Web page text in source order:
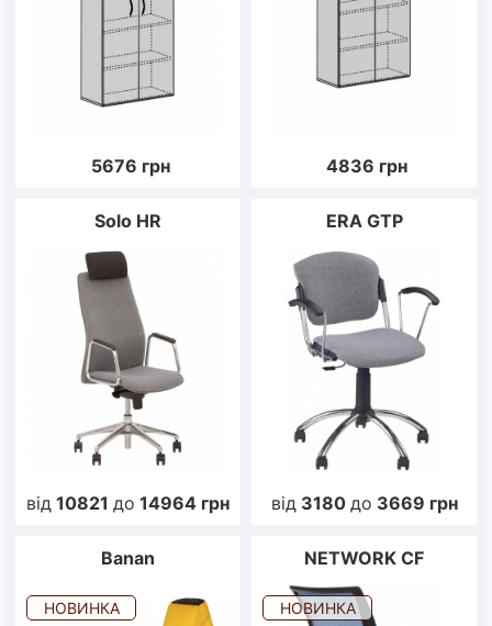
5676 грн 4836 грн
Solo HR
від 10821 до 14964 грн
ERA GTP
від 3180 до 3669 грн
Banan
НОВИНКА
NETWORK CF
НОВИНКА